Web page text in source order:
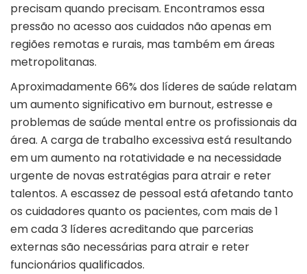
precisam quando precisam. Encontramos essa
pressão no acesso aos cuidados não apenas em
regiões remotas e rurais, mas também em áreas
metropolitanas.
Aproximadamente 66% dos líderes de saúde relatam
um aumento significativo em burnout, estresse e
problemas desaúde mentalentre os profissionais da
área. A carga de trabalho excessiva está resultando
em um aumento na rotatividade e na necessidade
urgente de novas estratégias para atrair e reter
talentos. A escassez de pessoal está afetando tanto
os cuidadores quanto os pacientes, com mais de 1
em cada 3 líderes acreditando que parcerias
externas são necessárias para atrair e reter
funcionários qualificados.